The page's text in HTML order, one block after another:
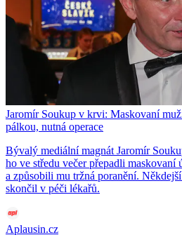
Jaromír Soukup v krvi: Maskovaní
pálkou, nutná operace
Bývalý mediální magnát Jaromír
ho ve středu večer přepadli maskovaní
a způsobili mu tržná poranění.
skončil v péči lékařů.
Aplausin.cz